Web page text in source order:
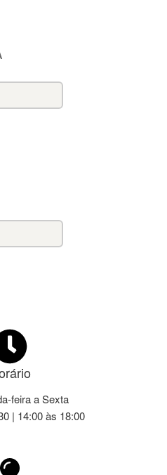
feira a Sexta
| 14:00 às 18:00